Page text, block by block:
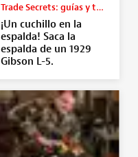
Trade Secrets: guías y tutoriales
¡Un cuchillo en la
espalda! Saca la
espalda de un 1929
Gibson L-5.